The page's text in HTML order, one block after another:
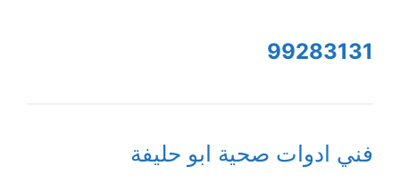
99283131
فني ادوات صحية ابو حليفة